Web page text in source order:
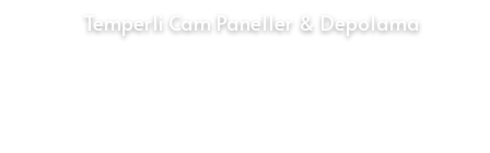
Temperli Cam Paneller & Depolama